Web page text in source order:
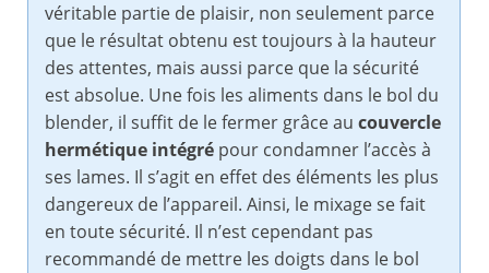
véritable partie de plaisir, non seulement parce
que le résultat obtenu est toujours à la hauteur
des attentes, mais aussi parce que la sécurité
est absolue. Une fois les aliments dans le bol du
blender, il suffit de le fermer grâce au couvercle
hermétique intégré pour condamner l’accès à
ses lames. Il s’agit en effet des éléments les plus
dangereux de l’appareil. Ainsi, le mixage se fait
en toute sécurité. Il n’est cependant pas
recommandé de mettre les doigts dans le bol